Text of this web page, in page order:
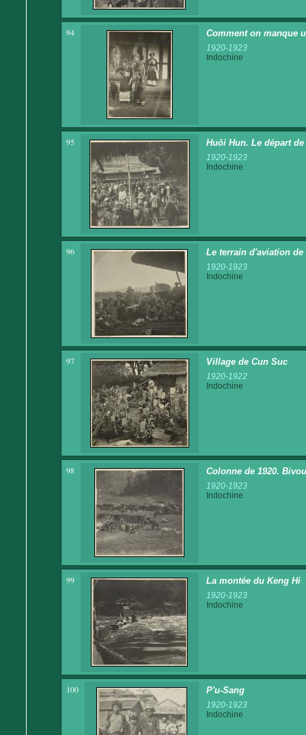
94 Comment on manque
1920-1923
Indochine
95 Huôi Hun. Le départ
1920-1923
Indochine
96 Le terrain d'aviation de
1920-1923
Indochine
97 Village de Cun Suc
1920-1922
Indochine
98 Colonne de 1920.
1920-1923
Indochine
99 La montée du Keng Hi
1920-1923
Indochine
100 P'u-Sang
1920-1923
Indochine